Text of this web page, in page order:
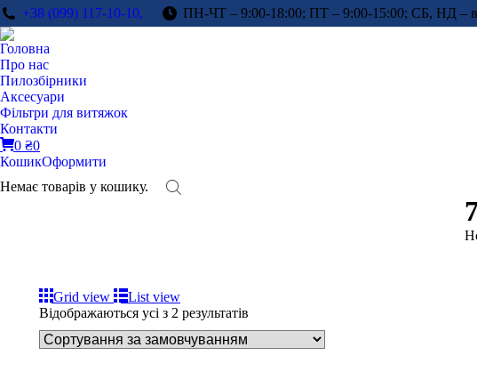
+38 (099) 117-10-10, ПН-ЧТ – 9:00-18:00; ПТ – 9:00-15:00; СБ, НД –
Головна
Про нас
Пилозбірники
Аксесуари
Фільтри для витяжок
Контакти
0 ₴0
КошикОформити
Немає товарів у кошику.
Grid view
List view
Відображаються усі з 2 результатів